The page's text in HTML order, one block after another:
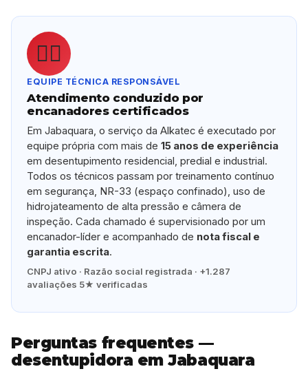
👷‍♂️
EQUIPE TÉCNICA RESPONSÁVEL
Atendimento conduzido por
encanadores certificados
Em Jabaquara, o serviço da Alkatec é executado por
equipe própria com mais de15 anos de experiência
em desentupimento residencial, predial e industrial.
Todos os técnicos passam por treinamento contínuo
em segurança, NR-33 (espaço confinado), uso de
hidrojateamento de alta pressão e câmera de
inspeção. Cada chamado é supervisionado por um
encanador-líder e acompanhado de nota fiscal e
garantia escrita.
CNPJ ativo · Razão social registrada · +1.287
avaliações 5★ verificadas
Perguntas frequentes —
desentupidora em Jabaquara